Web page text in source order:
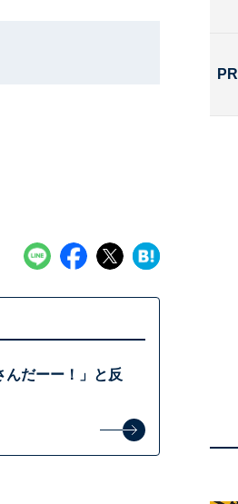
んだーー！」と反
PR